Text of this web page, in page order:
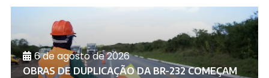
6 de agosto de 2026
OBRAS DE DUPLICAÇÃO DA BR-232 COMEÇAM